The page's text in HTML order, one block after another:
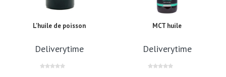
L'huile de poisson
Deliverytime
MCT huile
Deliverytime